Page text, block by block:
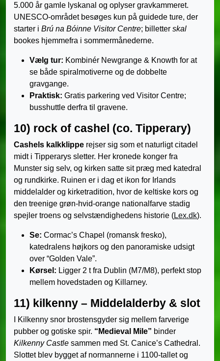
5.000 år gamle lyskanal og oplyser gravkammeret.
UNESCO-området besøges kun på guidede ture, der
starter i Brú na Bóinne Visitor Centre; billetter skal
bookes hjemmefra i sommermånederne.
Vælg tur: Kombinér Newgrange & Knowth for at
se både spiralmotiverne og de dobbelte
gravgange.
Praktisk: Gratis parkering ved Visitor Centre;
busshuttle derfra til gravene.
10) rock of cashel (co. Tipperary)
Cashels kalkklippe rejser sig som et naturligt citadel
midt i Tipperarys sletter. Her kronede konger fra
Munster sig selv, og kirken satte sit præg med katedral
og rundkirke. Ruinen er i dag et ikon for Irlands
middelalder og kirketradition, hvor de keltiske kors og
den treenige grøn-hvid-orange nationalfarve stadig
spejler troens og selvstændighedens historie (Lex.dk).
Se: Cormac’s Chapel (romansk fresko),
katedralens højkors og den panoramiske udsigt
over “Golden Vale”.
Kørsel: Ligger 2 t fra Dublin (M7/M8), perfekt stop
mellem hovedstaden og Killarney.
11) kilkenny – Middelalderby & slot
I Kilkenny snor brostensgyder sig mellem farverige
pubber og gotiske spir. “Medieval Mile” binder
Kilkenny Castle sammen med St. Canice’s Cathedral.
Slottet blev bygget af normannerne i 1100-tallet og